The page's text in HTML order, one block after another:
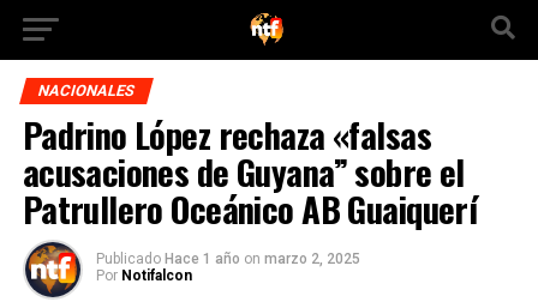
NACIONALES
Padrino López rechaza «falsas
acusaciones de Guyana” sobre el
Patrullero Oceánico AB Guaiquerí
Publicado Hace 1 año on marzo 2, 2025
Por Notifalcon